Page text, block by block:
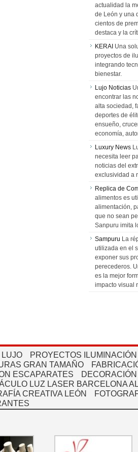
actualidad la
de León y una
cientos de
destaca y la
KERAI Una
proyectos de
integrando
bienestar.
Lujo Noticias
encontrar las
alta sociedad,
deportes de
ensueño,
economía,
Luxury News
necesita leer
noticias del
exclusividad a
Replica de
alimentos es
alimentación,
que no sean
Sanpuru imita
Sampuru La
utilizada en el
exponer sus
perecederos.
es la mejor
impacto visual
PROYECTOS
GRAN TAMAÑO
ESCAPARATES
LUZ LASER BARCELONA
CREATIVA LEÓN